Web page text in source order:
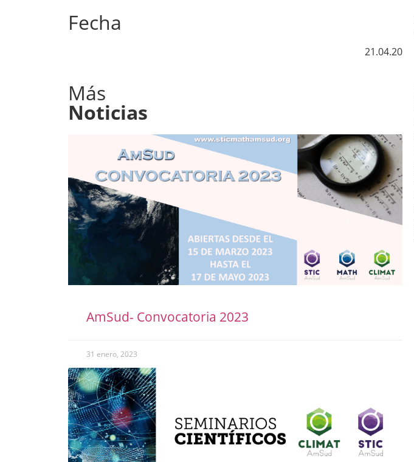
Fecha
21.04.20
Más
Noticias
AmSud- Convocatoria 2023
31 enero, 2023